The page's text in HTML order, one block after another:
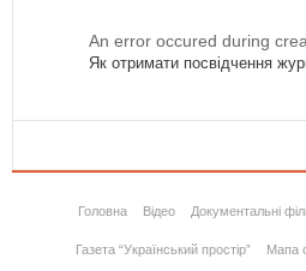
An error occured during
Як отримати посвідчення
Головна Відео Документальні
Газета “Український простір” Мапа